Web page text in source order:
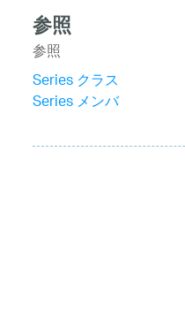
参照
参照
Series クラス
Series メンバ